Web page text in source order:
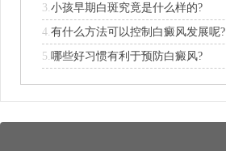
3.小孩早期白斑究竟是什么样的?
4.有什么方法可以控制白癜风发展呢?
5.哪些好习惯有利于预防白癜风?